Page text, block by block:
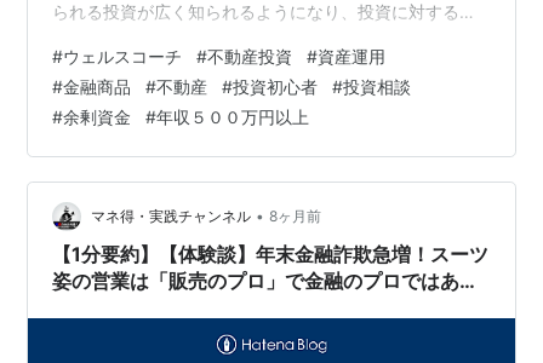
られる投資が広く知られるようになり、投資に対する意
を増やしたい」「老後資金が不安…」「家族に資産を残
したい」そんな想いから、資産運用に興味を持つ方も増
えています。 ですが一方で、現実はどうでしょうか？ 銀
行に預けてもほとんど利息がつかない…💦 投資の専門用
語が難しくてよく分からない…😰 投資詐欺のニュースも
多くて不安… 正しい知…
#ウェルスコーチ #不動産投資 #資産運用
#金融商品 #不動産 #投資初心者 #投資相談
#余剰資金 #年収５００万円以上
マネ得・実践チャンネル • 8ヶ月前
【1分要約】【体験談】年末金融詐欺急増！スーツ
姿の営業は「販売のプロ」で金融のプロではあり
ックス投資に徹しましょう。